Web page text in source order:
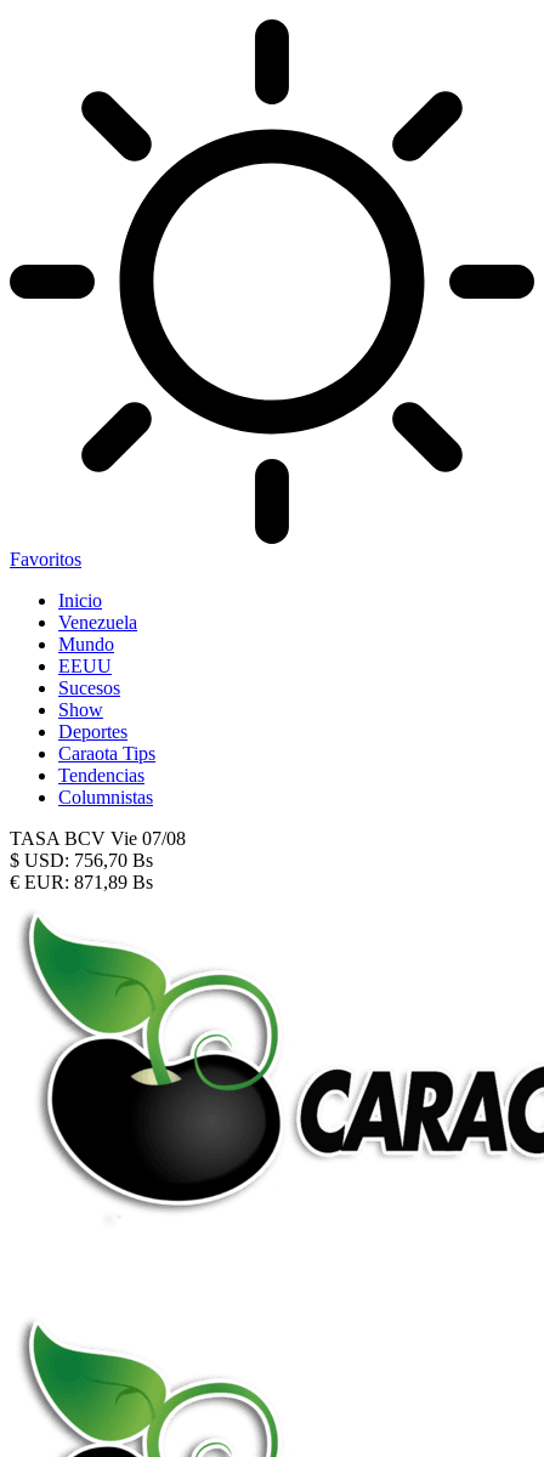
Favoritos
Inicio
Venezuela
Mundo
EEUU
Sucesos
Show
Deportes
Caraota Tips
Tendencias
Columnistas
TASA BCV Vie 07/08
$ USD: 756,70 Bs
€ EUR: 871,89 Bs